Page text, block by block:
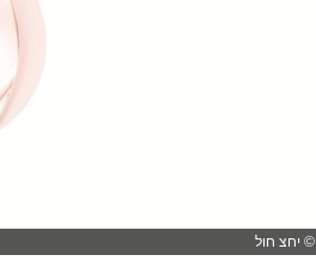
© יחצ חול